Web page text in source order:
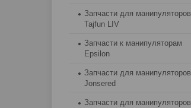
Запчасти для манипуляторов
Tajfun LIV
Запчасти к манипуляторам
Epsilon
Запчасти для манипуляторов
Jonsered
Запчасти для манипуляторов